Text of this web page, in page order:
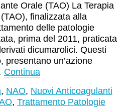
Orale (TAO) La Terapia
finalizzata alla
delle patologie
prima del 2011, praticata
dicumarolici. Questi
presentano un’azione
Continua
, NAO, Nuovi Anticoagulanti
, Trattamento Patologie